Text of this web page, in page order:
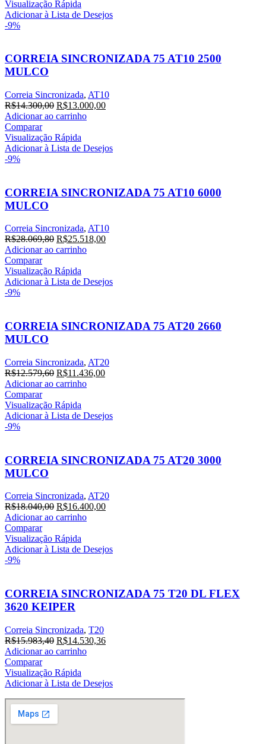
era:
R$18.757,20.R$17.052,00.
Visualização Rápida
Adicionar à Lista de Desejos
-9%
CORREIA SINCRONIZADA 75 AT10 2500
MULCO
Correia Sincronizada, AT10
R$14.300,00 O
preço
era:
R$14.300,00.
R$13.000,00O
R$13.000,00.
Adicionar ao carrinho
Comparar
Visualização Rápida
Adicionar à Lista de Desejos
-9%
CORREIA SINCRONIZADA 75 AT10 6000
MULCO
Correia Sincronizada, AT10
R$28.069,80 O
preço
era:
R$28.069,80.
R$25.518,00O
R$25.518,00.
Adicionar ao carrinho
Comparar
Visualização Rápida
Adicionar à Lista de Desejos
-9%
CORREIA SINCRONIZADA 75 AT20 2660
MULCO
Correia Sincronizada, AT20
R$12.579,60 O
preço
era:
R$12.579,60.
R$11.436,00O
R$11.436,00.
Adicionar ao carrinho
Comparar
Visualização Rápida
Adicionar à Lista de Desejos
-9%
CORREIA SINCRONIZADA 75 AT20 3000
MULCO
Correia Sincronizada, AT20
R$18.040,00 O
preço
era:
R$18.040,00.
R$16.400,00O
R$16.400,00.
Adicionar ao carrinho
Comparar
Visualização Rápida
Adicionar à Lista de Desejos
-9%
CORREIA SINCRONIZADA 75 T20 DL FLEX
3620 KEIPER
Correia Sincronizada, T20
R$15.983,40 O
preço
era:
R$15.983,40.
R$14.530,36O
R$14.530,36.
Adicionar ao carrinho
Comparar
Visualização Rápida
Adicionar à Lista de Desejos